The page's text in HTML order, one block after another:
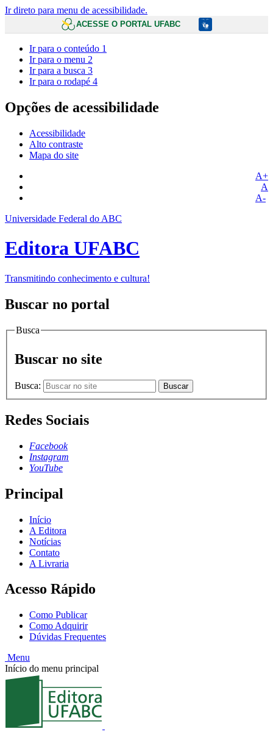
Ir direto para menu de acessibilidade.
ACESSE O PORTAL UFABC
Ir para o conteúdo 1
Ir para o menu 2
Ir para a busca 3
Ir para o rodapé 4
Opções de acessibilidade
Acessibilidade
Alto contraste
Mapa do site
A+
A
A-
Universidade Federal do ABC
Editora UFABC
Transmitindo conhecimento e cultura!
Buscar no portal
Busca
Buscar no site
Busca: Buscar
Redes Sociais
Facebook
Instagram
YouTube
Principal
Início
A Editora
Notícias
Contato
A Livraria
Acesso Rápido
Como Publicar
Como Adquirir
Dúvidas Frequentes
Menu
Início do menu principal